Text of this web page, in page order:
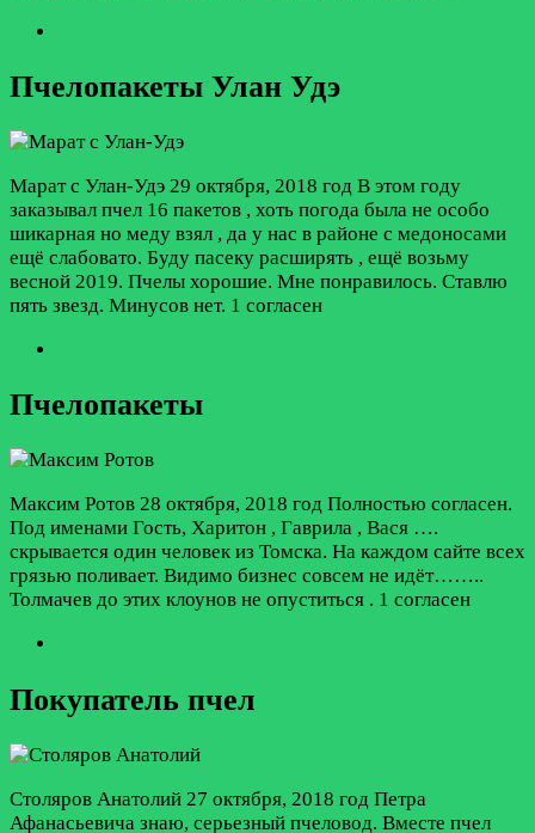
Пчелопакеты Улан Удэ
Марат с Улан-Удэ 29 октября, 2018 год В этом году
заказывал пчел 16 пакетов , хоть погода была не особо
шикарная но меду взял , да у нас в районе с медоносами
ещё слабовато. Буду пасеку расширять , ещё возьму
весной 2019. Пчелы хорошие. Мне понравилось. Ставлю
пять звезд. Минусов нет. 1 согласен
Пчелопакеты
Максим Ротов 28 октября, 2018 год Полностью согласен.
Под именами Гость, Харитон , Гаврила , Вася ….
скрывается один человек из Томска. На каждом сайте всех
грязью поливает. Видимо бизнес совсем не идёт……..
Толмачев до этих клоунов не опуститься . 1 согласен
Покупатель пчел
Столяров Анатолий 27 октября, 2018 год Петра
Афанасьевича знаю, серьезный пчеловод. Вместе пчел